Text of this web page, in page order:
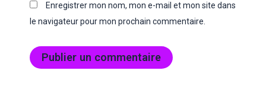
Enregistrer mon nom, mon e-mail et mon site dans
le navigateur pour mon prochain commentaire.